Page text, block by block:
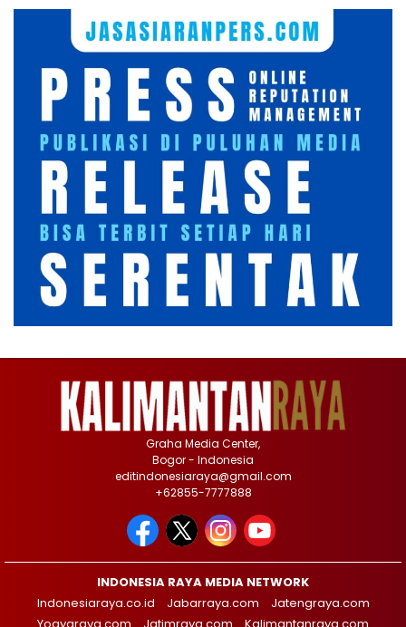
Graha Media Center,
Bogor - Indonesia
editindonesiaraya@gmail.com
+62855-7777888
INDONESIA RAYA MEDIA NETWORK
Indonesiaraya.co.id
Jabarraya.com
Jatengraya.com